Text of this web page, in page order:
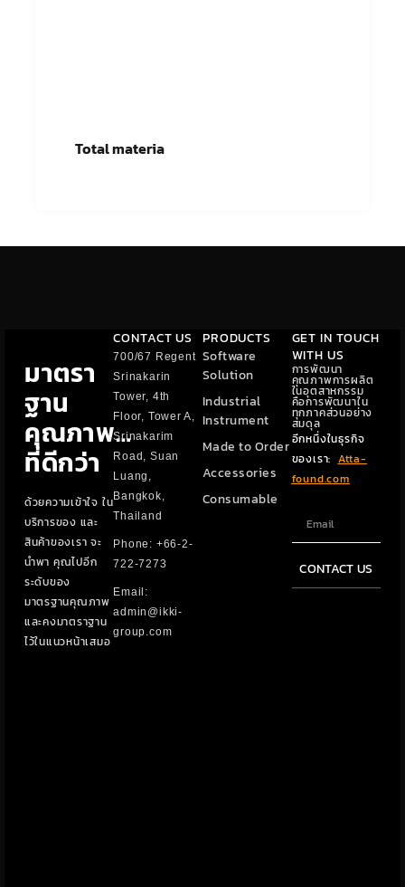
Total materia
มาตรา
ฐาน
คุณภาพ…
ที่ดีกว่า​​
ด้วยความเข้าใจ ใน
บริการของ และ
สินค้าของเรา จะ
นำพา คุณไปอีก
ระดับของ
มาตรฐานคุณภาพ
และคงมาตราฐาน
ไว้ในแนวหน้าเสมอ
CONTACT US
700/67 Regent
Srinakarin
Tower, 4th
Floor, Tower A,
Srinakarim
Road, Suan
Luang,
Bangkok,
Thailand
Phone: +66-2-
722-7273
Email:
admin@ikki-
group.com
PRODUCTS
Software
Solution
Industrial
Instrument
Made to Order
Accessories
Consumable
GET IN TOUCH
WITH US
การพัฒนา
คุณภาพการผลิต
ในอุตสาหกรรม
คือการพัฒนาใน
ทุกภาคส่วนอย่าง
สมดุล
อีกหนึ่งในธุรกิจ
ของเรา: Atta-
found.com
CONTACT US